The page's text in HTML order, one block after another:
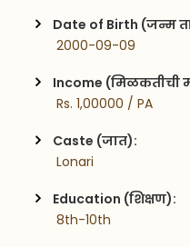
Date of Birth (जन्म
2000-09-09
Income (मिळकतीची
Rs. 1,00000 / PA
Caste (जात):
Lonari
Education (शिक्षण):
8th-10th